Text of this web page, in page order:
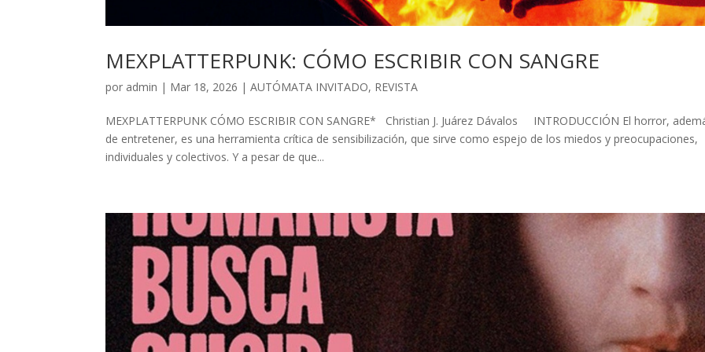
MEXPLATTERPUNK: CÓMO ESCRIBIR CON SANGRE
por admin | Mar 18, 2026 |AUTÓMATA INVITADO, REVISTA
MEXPLATTERPUNK CÓMO ESCRIBIR CON SANGRE* Christian J. Juárez Dávalos INTRODUCCIÓN El horror,
de entretener, es una herramienta crítica de sensibilización, que sirve como espejo de los miedos y preocupaciones,
individuales y colectivos. Y a pesar de que...